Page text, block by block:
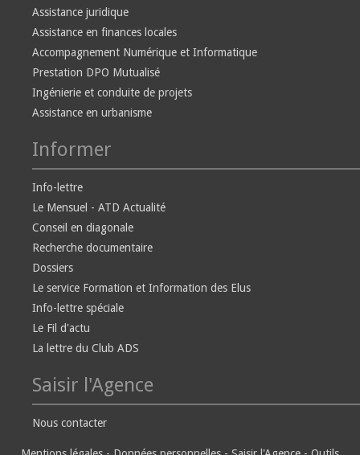
Assistance juridique
Assistance en finances locales
Accompagnement Numérique et Informatique
Prestation DPO Mutualisé
Ingénierie et conduite de projets
Assistance en urbanisme
Informer
Info-lettre
Le Mensuel - ATD Actualité
Conseil en diagonale
Recherche documentaire
Dossiers
Le service Formation et Information des Elus
Info-lettre spéciale
Le Fil d'actu
La lettre du Club ADS
Saisir l'Agence
Nous contacter